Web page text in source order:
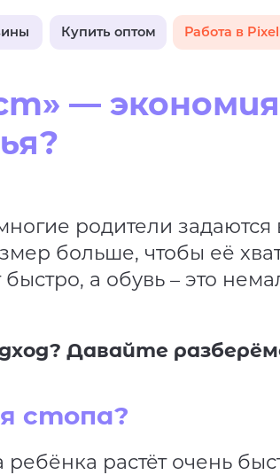
оптом Работа в Pixel
—
родители задаются
больше, чтобы её
а обувь – это
Давайте
стопа?
растёт очень